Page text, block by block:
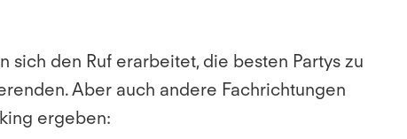
den Ruf erarbeitet, die besten Partys zu
Aber auch andere Fachrichtungen
ergeben: